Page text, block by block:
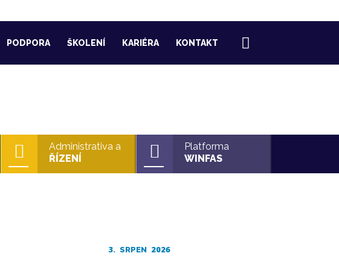
PODPORA ŠKOLENÍ KARIÉRA KONTAKT
Administrativa a
ŘÍZENÍ
Platforma
WINFAS
3. SRPEN 2026